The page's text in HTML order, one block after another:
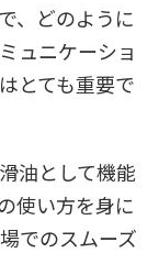
、どのように
ュニケーショ
とても重要で
油として機能
使い方を身に
でのスムーズ